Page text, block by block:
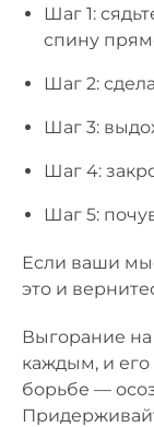
Шаг 1:
спину
Шаг 2:
Шаг 3:
Шаг 4:
Шаг 5:
Если ваши
это и
Выгорание на
каждым, и
борьбе —